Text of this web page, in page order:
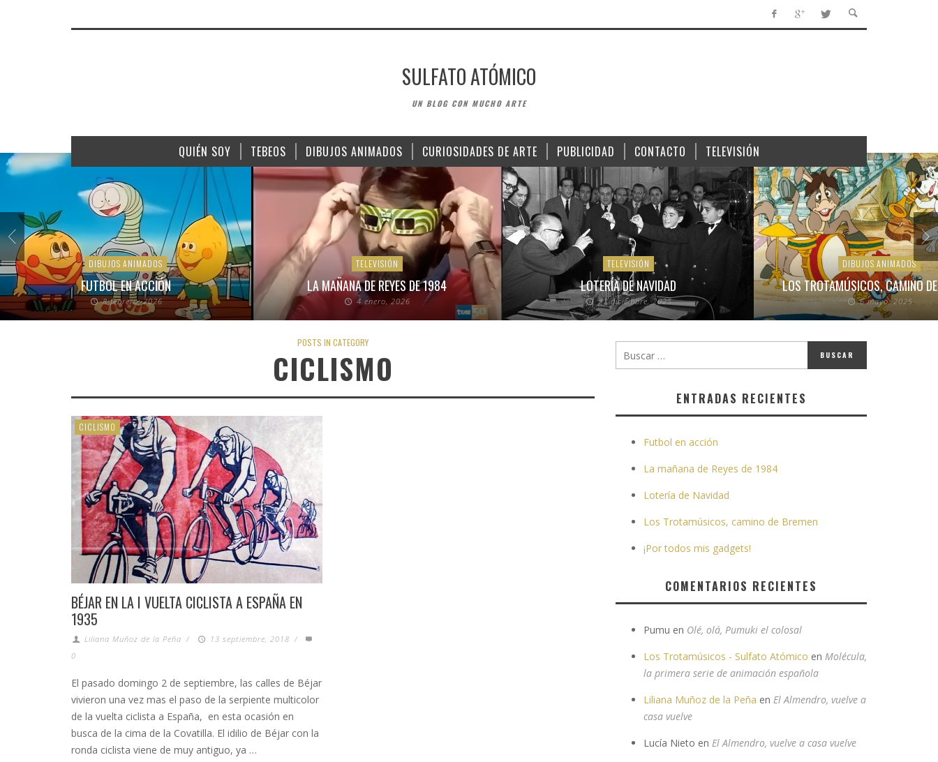
SULFATO ATÓMICO
UN BLOG CON MUCHO ARTE
QUIÉN SOY TEBEOS DIBUJOS ANIMADOS CURIOSIDADES DE ARTE PUBLICIDAD CONTACTO TELEVISIÓN
DIBUJOS ANIMADOS
FUTBOL EN ACCIÓN
8 febrero, 2026
TELEVISIÓN
LA MAÑANA DE REYES DE 1984
4 enero, 2026
TELEVISIÓN
LOTERÍA DE NAVIDAD
21 diciembre, 2025
DIBUJOS ANIMADOS
LOS TROTAMÚSICOS, CAMINO
6 mayo, 2025
POSTS IN CATEGORY
CICLISMO
CICLISMO
BÉJAR EN LA I VUELTA CICLISTA A ESPAÑA EN
1935
Liliana Muñoz de la Peña / 13 septiembre, 2018 /
0
El pasado domingo 2 de septiembre, las calles de Béjar
vivieron una vez mas el paso de la serpiente multicolor
de la vuelta ciclista a España, en esta ocasión en
busca de la cima de la Covatilla. El idilio de Béjar con la
ronda ciclista viene de muy antiguo, ya …
ENTRADAS RECIENTES
Futbol en acción
La mañana de Reyes de 1984
Lotería de Navidad
Los Trotamúsicos, camino de Bremen
¡Por todos mis gadgets!
COMENTARIOS RECIENTES
Pumu en Olé, olá, Pumuki el colosal
Los Trotamúsicos - Sulfato Atómico en Molécula,
la primera serie de animación española
Liliana Muñoz de la Peña en El Almendro, vuelve a
casa vuelve
Lucía Nieto en El Almendro, vuelve a casa vuelve